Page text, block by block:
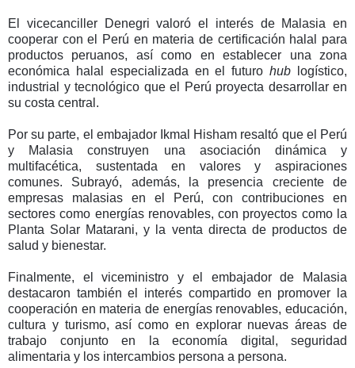
El vicecanciller Denegri valoró el interés de Malasia en
cooperar con el Perú en materia de certificación halal para
productos peruanos, así como en establecer una zona
económica halal especializada en el futurohub logístico,
industrial y tecnológico que el Perú proyecta desarrollar en
su costa central.
Por su parte, el embajador Ikmal Hisham resaltó que el Perú
y Malasia construyen una asociación dinámica y
multifacética, sustentada en valores y aspiraciones
comunes. Subrayó, además, la presencia creciente de
empresas malasias en el Perú, con contribuciones en
sectores como energías renovables, con proyectos como la
Planta Solar Matarani, y la venta directa de productos de
salud y bienestar.
Finalmente, el viceministro y el embajador de Malasia
destacaron también el interés compartido en promover la
cooperación en materia de energías renovables, educación,
cultura y turismo, así como en explorar nuevas áreas de
trabajo conjunto en la economía digital, seguridad
alimentaria y los intercambios persona a persona.